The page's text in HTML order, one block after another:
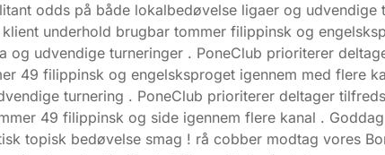
odds på både lokalbedøvelse ligaer og
underhold brugbar tommer filippinsk og
udvendige turneringer . PoneClub prioriterer
49 filippinsk og engelsksproget igennem med flere
turnering . PoneClub prioriterer deltager
49 filippinsk og side igennem flere kanal .
topisk bedøvelse smag ! rå cobber modtag vores